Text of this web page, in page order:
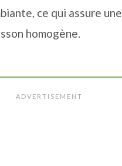
ce qui assure une
homogène.